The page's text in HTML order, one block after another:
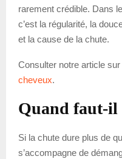
rarement crédible. Dans
c’est la régularité, la
et la cause de la chute.
Consulter notre article sur
cheveux.
Quand faut-il
Si la chute dure plus de
s’accompagne de